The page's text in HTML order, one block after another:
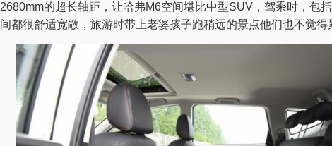
2680mm的超长轴距，让哈弗M6空间堪比中型SUV，驾乘时，包
间都很舒适宽敞，旅游时带上老婆孩子跑稍远的景点他们也不觉得